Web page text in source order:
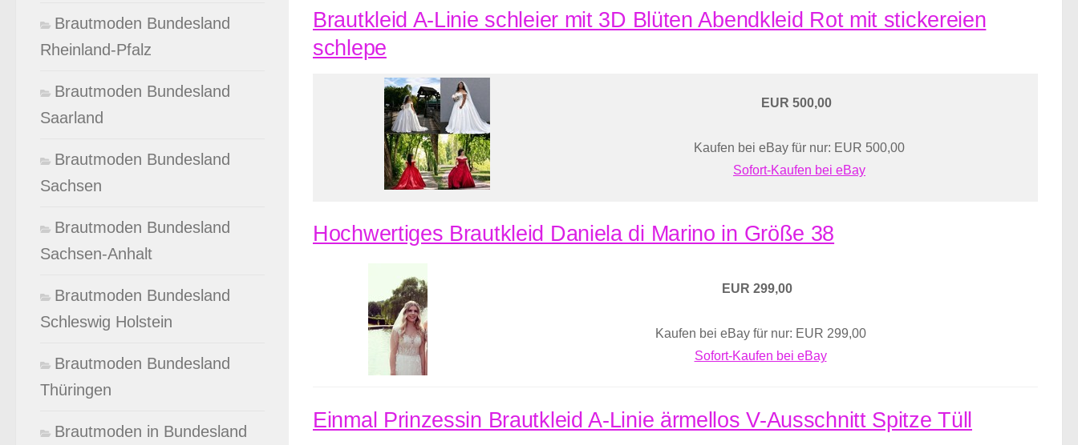
Brautkleid A-Linie schleier mit 3D Blüten Abendkleid Rot mit stickereien
schlepe
EUR 500,00
Kaufen bei eBay für nur: EUR 500,00
Sofort-Kaufen bei eBay
Hochwertiges Brautkleid Daniela di Marino in Größe 38
EUR 299,00
Kaufen bei eBay für nur: EUR 299,00
Sofort-Kaufen bei eBay
Einmal Prinzessin Brautkleid A-Linie ärmellos V-Ausschnitt Spitze Tüll
Brautmoden Bundesland
Rheinland-Pfalz
Brautmoden Bundesland
Saarland
Brautmoden Bundesland
Sachsen
Brautmoden Bundesland
Sachsen-Anhalt
Brautmoden Bundesland
Schleswig Holstein
Brautmoden Bundesland
Thüringen
Brautmoden in Bundesland